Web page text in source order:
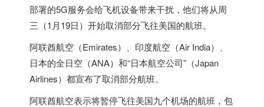
部署的5G服务会给飞机设备带来干扰，他们将从周
三（1月19日）开始取消部分飞往美国的航班。
阿联酋航空（Emirates）、印度航空（Air India）、
日本的全日空（ANA）和“日本航空公司”（Japan
Airlines）都宣布了取消部分航班。
阿联酋航空表示将暂停飞往美国九个机场的航班，包